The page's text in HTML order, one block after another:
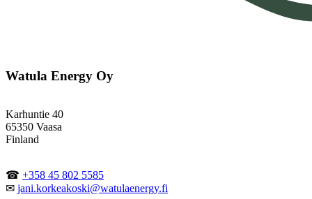
Watula Energy Oy
Karhuntie 40
65350 Vaasa
Finland
☎ +358 45 802 5585
✉ jani.korkeakoski@watulaenergy.fi